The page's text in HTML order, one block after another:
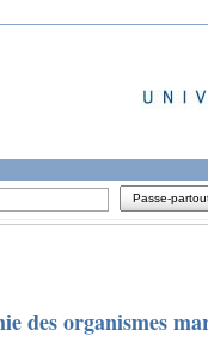
Passe-
des organismes